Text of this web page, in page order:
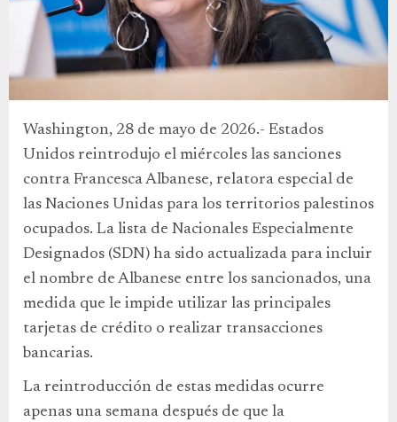
Washington, 28 de mayo de 2026.- Estados
Unidos reintrodujo el miércoles las sanciones
contra Francesca Albanese, relatora especial de
las Naciones Unidas para los territorios palestinos
ocupados. La lista de Nacionales Especialmente
Designados (SDN) ha sido actualizada para incluir
el nombre de Albanese entre los sancionados, una
medida que le impide utilizar las principales
tarjetas de crédito o realizar transacciones
bancarias.
La reintroducción de estas medidas ocurre
apenas una semana después de que la